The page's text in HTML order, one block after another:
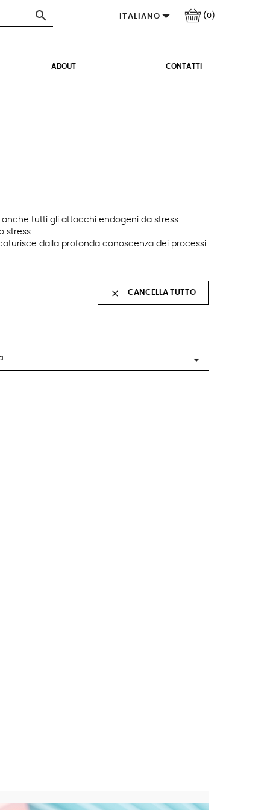
 ITALIANO (0)
ABOUT CONTATTI
anche tutti gli attacchi endogeni da stress
stress.
dalla profonda conoscenza dei processi
 CANCELLA TUTTO
